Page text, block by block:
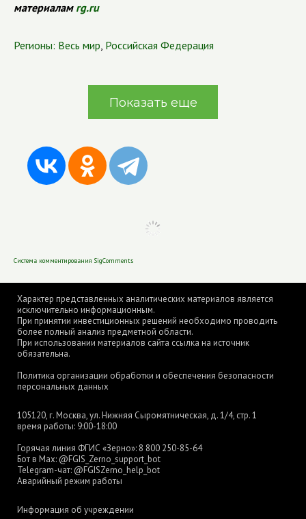
материалам rg.ru
Регионы: Весь мир, Российская Федерация
Показать еще
Характер представленных аналитических материалов является
исключительно информационным.
При принятии инвестиционных решений необходимо проводить
более полный анализ предметной области.
При использовании материалов сайта ссылка на источник
обязательна.
Политика организации обработки и обеспечения безопасности
персональных данных
105120, г. Москва, ул. Нижняя Сыромятническая, д. 1/4, стр. 1
время работы: 9:00-18:00
Горячая линия ФГИС «Зерно»: 8 800 250-85-64
Бот в Max: @FGIS_Zerno_support_bot
Telegram-чат: @FGISZerno_help_bot
Аварийный режим работы
Информация об учреждении